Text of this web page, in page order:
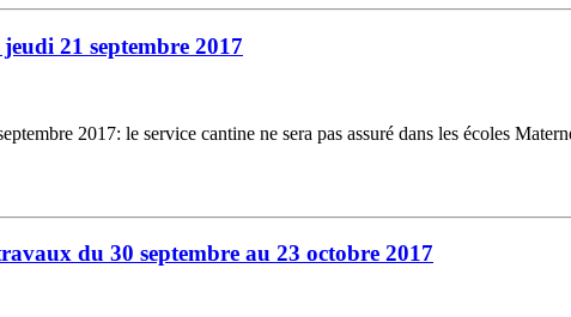
21 septembre 2017
2017: le service cantine ne sera pas assuré dans les écoles
du 30 septembre au 23 octobre 2017